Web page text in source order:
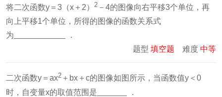
将二次函数y＝3（x＋2） 2 －4的图像向右平移3个单位，再
向上平移1个单位，所得的图像的函数关系式
为
．
题型 填空题 难度 中等
二次函数y＝ax2 ＋bx＋c的图像如图所示，当函数值y＜0
时，自变量x的取值范围是
．